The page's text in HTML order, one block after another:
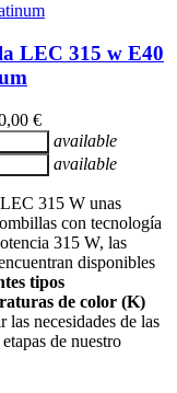
LEC 315 w E40
€
available
available
315 W unas
con tecnología
315 W, las
disponibles
tipos
de color (K)
las necesidades de las
de nuestro